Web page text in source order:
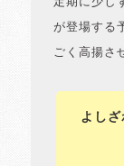
が登場する
ごく高揚さ
よし